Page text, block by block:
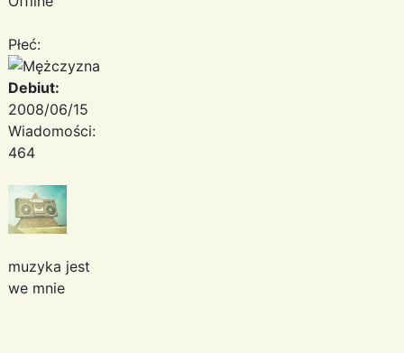
Płeć:
Debiut:
2008/06/15
Wiadomości:
464
muzyka jest
we mnie